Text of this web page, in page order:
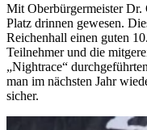
Mit Oberbürgermeister
Platz drinnen gewesen.
Reichenhall einen guten
Teilnehmer und die
„Nightrace“
man im nächsten Jahr
sicher.